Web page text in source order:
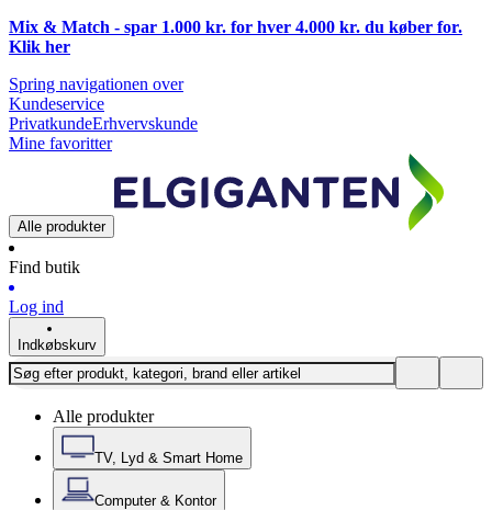
Mix & Match - spar 1.000 kr. for hver 4.000 kr. du køber for.
Klik her
Spring navigationen over
Kundeservice
PrivatkundeErhvervskunde
Mine favoritter
Alle produkter
Find butik
Log ind
Indkøbskurv
Alle produkter
TV, Lyd & Smart Home
Computer & Kontor